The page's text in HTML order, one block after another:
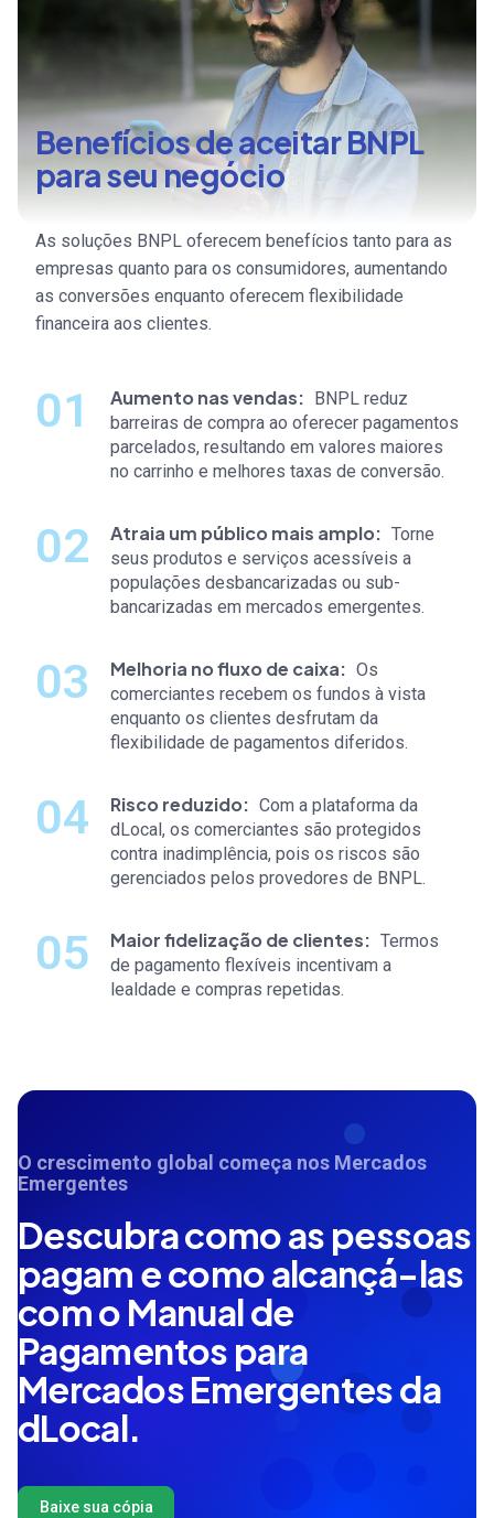
Benefícios de aceitar BNPL
para seu negócio
As soluções BNPL oferecem benefícios tanto para as
empresas quanto para os consumidores, aumentando
as conversões enquanto oferecem flexibilidade
financeira aos clientes.
Aumento nas vendas
BNPL reduz
barreiras de compra ao oferecer pagamentos
parcelados, resultando em valores maiores
no carrinho e melhores taxas de conversão.
Atraia um público mais amplo
Torne
seus produtos e serviços acessíveis a
populações desbancarizadas ou sub-
bancarizadas em mercados emergentes.
Melhoria no fluxo de caixa
Os
comerciantes recebem os fundos à vista
enquanto os clientes desfrutam da
flexibilidade de pagamentos diferidos.
Risco reduzido
Com a plataforma da
dLocal, os comerciantes são protegidos
contra inadimplência, pois os riscos são
gerenciados pelos provedores de BNPL.
Maior fidelização de clientes
Termos
de pagamento flexíveis incentivam a
lealdade e compras repetidas.
O crescimento global começa nos Mercados
Emergentes
Descubra como as pessoas
pagam e como alcançá-las
com o Manual de
Pagamentos para
Mercados Emergentes da
dLocal.
Baixe sua cópia